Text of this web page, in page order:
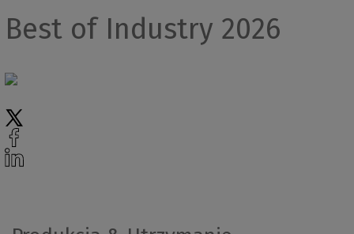
Best of Industry 2026